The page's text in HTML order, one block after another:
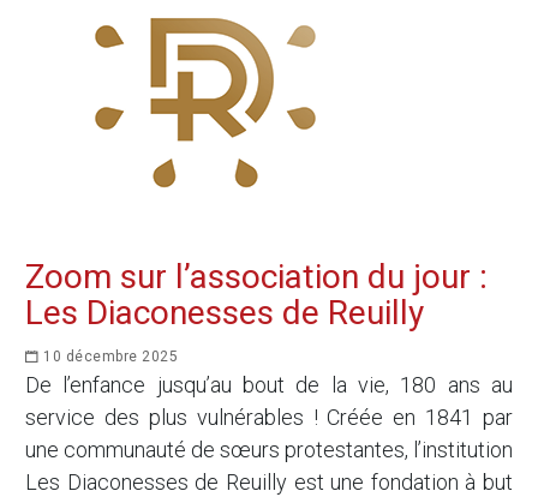
Zoom sur l’association du jour :
Les Diaconesses de Reuilly
10 décembre 2025
De l’enfance jusqu’au bout de la vie, 180 ans au
service des plus vulnérables ! Créée en 1841 par
une communauté de sœurs protestantes, l’institution
Les Diaconesses de Reuilly est une fondation à but